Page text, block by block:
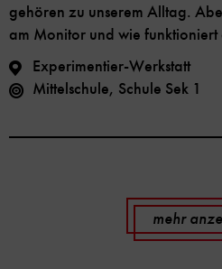
gehören zu unserem Alltag.
am Monitor und wie funktioniert
Experimentier-Werkstatt
Mittelschule, Schule Sek 1
mehr